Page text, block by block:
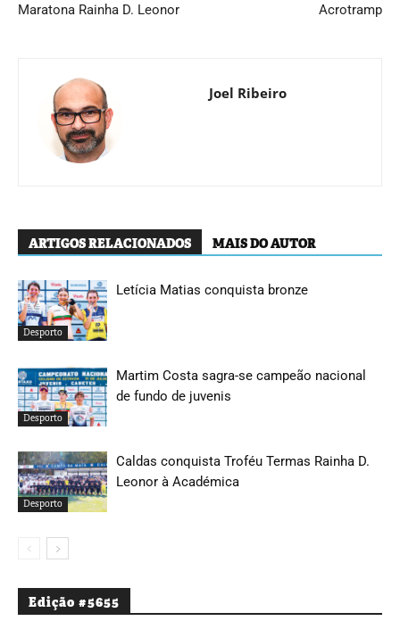
Maratona Rainha D. Leonor
Acrotramp
Joel Ribeiro
ARTIGOS RELACIONADOS MAIS DO AUTOR
Desporto
Letícia Matias conquista bronze
Desporto
Martim Costa sagra-se campeão nacional
de fundo de juvenis
Desporto
Caldas conquista Troféu Termas Rainha D.
Leonor à Académica
Edição #5655